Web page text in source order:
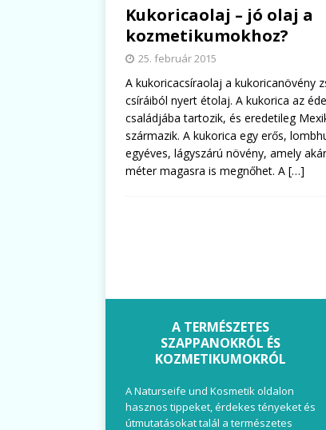
Kukoricaolaj – jó olaj a
kozmetikumokhoz?
25. február 2015
A kukoricacsíraolaj a kukoricanövény
csíráiból nyert étolaj. A kukorica az
családjába tartozik, és eredetileg
származik. A kukorica egy erős,
egyéves, lágyszárú növény, amely
méter magasra is megnőhet. A […]
A TERMÉSZETES
SZAPPANOKRÓL ÉS
KOZMETIKUMOKRÓL
A Naturseife und Kosmetik oldalon
hasznos tippeket, érdekes tényeket és
útmutatásokat talál a természetes